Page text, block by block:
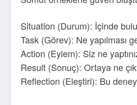
Situation (Durum): İçinde
Task (Görev): Ne yapılması
Action (Eylem): Siz ne
Result (Sonuç): Ortaya ne
Reflection (Eleştiri): Bu